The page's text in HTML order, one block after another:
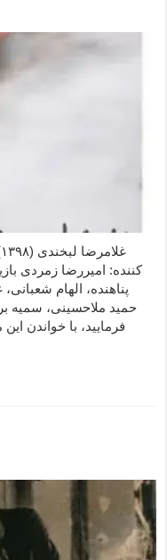
کننده: امیررضا زمردی
پناهنده، الهام
حمید ملاحسینی، سمیه
فرمایید،‌ با خواندن